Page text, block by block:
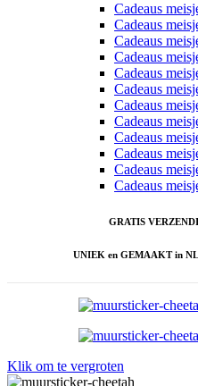
Cadeaus
Cadeaus
Cadeaus
Cadeaus
Cadeaus
Cadeaus
Cadeaus
Cadeaus
Cadeaus
Cadeaus
Cadeaus
Cadeaus
GRATIS
UNIEK en GEMAAKT in NL
Klik om te vergroten